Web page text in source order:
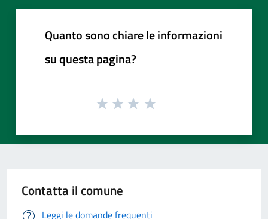
Quanto sono chiare le informazioni
su questa pagina?
Contatta il comune
Leggi le domande frequenti